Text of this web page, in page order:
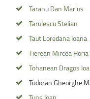
Taranu Dan Marius
Tarulescu Stelian
Taut Loredana Ioana
Tierean Mircea Horia
Tohanean Dragos
Tudoran Gheorghe